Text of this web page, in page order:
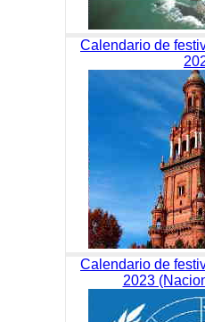
Calendario de
Calendario de
2023